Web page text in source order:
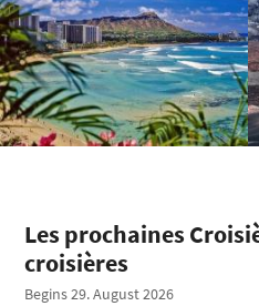
Les prochaines
croisières
Begins 29. August 2026